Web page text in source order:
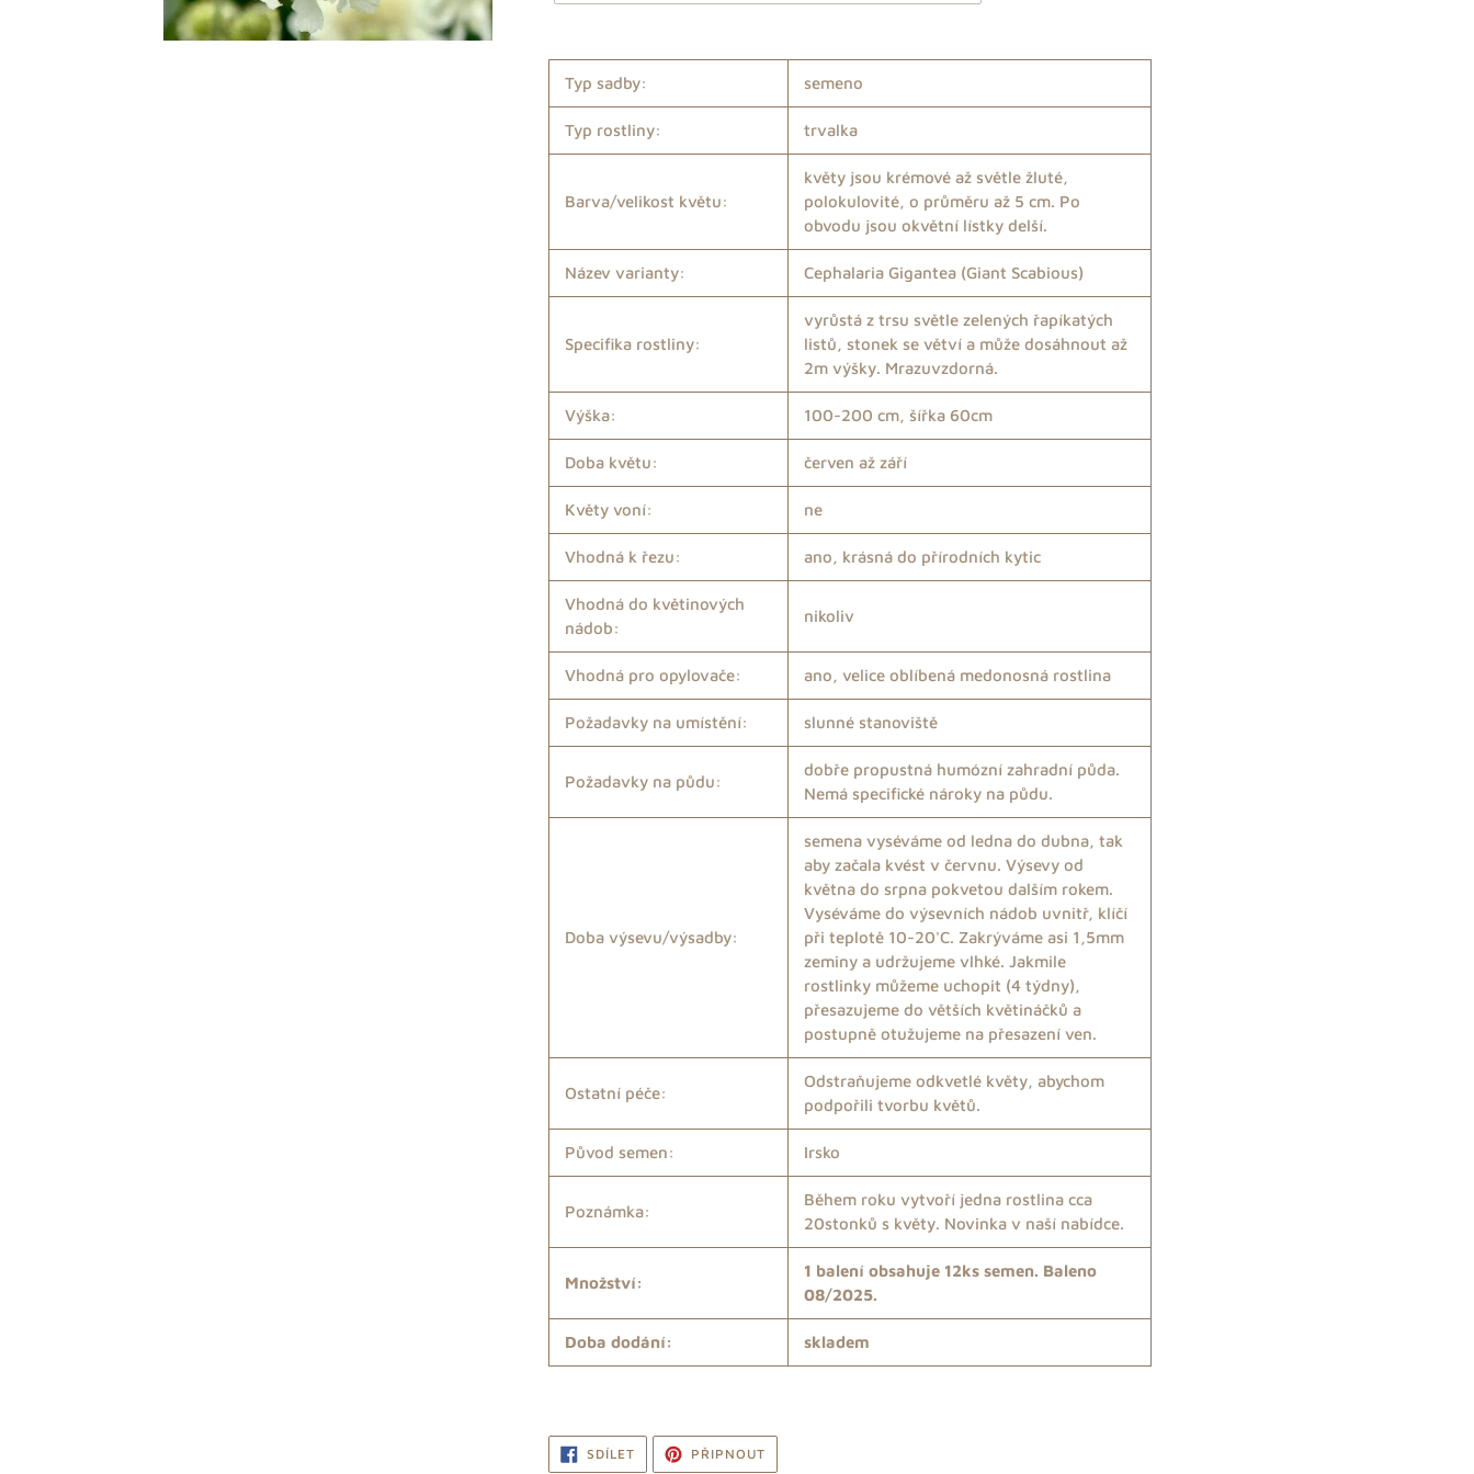
produktu
do
košíku
Typ sadby: semeno
Typ rostliny: trvalka
Barva/velikost květu:
květy jsou krémové až světle žluté,
polokulovité, o průměru až 5 cm. Po
obvodu jsou okvětní lístky delší.
Název varianty: Cephalaria Gigantea (Giant Scabious)
Specifika rostliny:
vyrůstá z trsu světle zelených řapíkatých
listů, stonek se větví a může dosáhnout až
2m výšky. Mrazuvzdorná.
Výška: 100-200 cm, šířka 60cm
Doba květu: červen až září
Květy voní: ne
Vhodná k řezu: ano, krásná do přírodních kytic
Vhodná do květinových
nádob:
nikoliv
Vhodná pro opylovače: ano, velice oblíbená medonosná rostlina
Požadavky na umístění: slunné stanoviště
Požadavky na půdu:
dobře propustná humózní zahradní půda.
Nemá specifické nároky na půdu.
Doba výsevu/výsadby:
semena vyséváme od ledna do dubna, tak
aby začala kvést v červnu. Výsevy od
května do srpna pokvetou dalším rokem.
Vyséváme do výsevních nádob uvnitř, klíčí
při teplotě 10-20'C. Zakrýváme asi 1,5mm
zeminy a udržujeme vlhké. Jakmile
rostlinky můžeme uchopit (4 týdny),
přesazujeme do větších květináčků a
postupně otužujeme na přesazení ven.
Ostatní péče:
Odstraňujeme odkvetlé květy, abychom
podpořili tvorbu květů.
Původ semen: Irsko
Poznámka:
Během roku vytvoří jedna rostlina cca
20stonků s květy. Novinka v naší nabídce.
Množství:
1 balení obsahuje 12ks semen. Baleno
08/2025.
Doba dodání: skladem
SDÍLET SDÍLET
PŘIPNOUTPŘIPNOUT